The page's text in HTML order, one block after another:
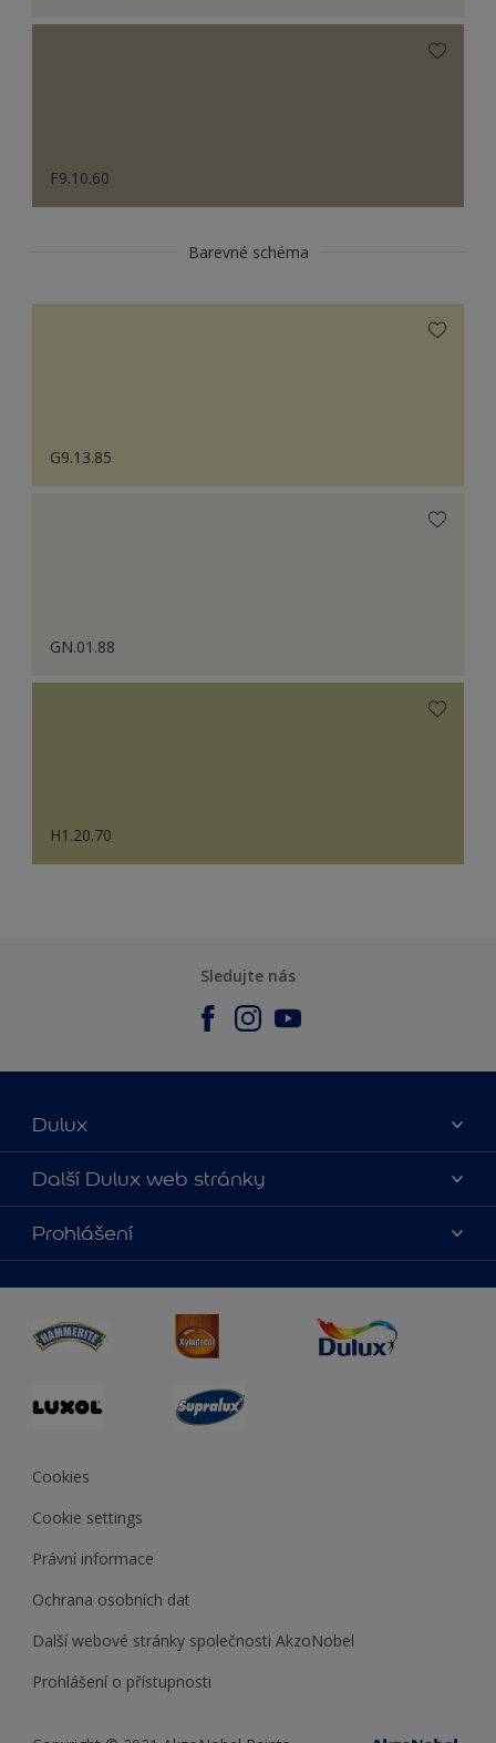
F9.10.60
Barevné schéma
G9.13.85
GN.01.88
H1.20.70
Sledujte nás
Dulux
O nás
Kontaktujte nás
Najít obchod
Další Dulux web stránky
duluxmalir.cz
duluxmaliar.sk
duluxprodejnabarev.cz
duluxpredajnafarieb.sk
Prohlášení
Cookies
Cookie settings
Právní informace
Ochrana osobních dat
Další webové stránky společnosti AkzoNobel
Prohlášení o přístupnosti